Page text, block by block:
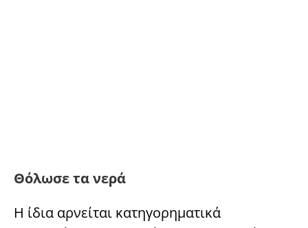
Θόλωσε τα νερά
Η ίδια αρνείται κατηγορηματικά